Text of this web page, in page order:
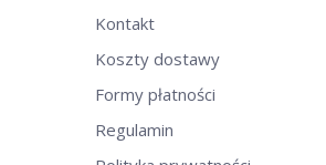
Kontakt
Koszty dostawy
Formy płatności
Regulamin